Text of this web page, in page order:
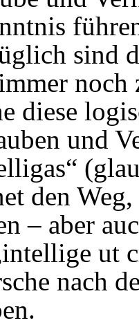
sind
noch
diese
und
den
– aber
ut
nach